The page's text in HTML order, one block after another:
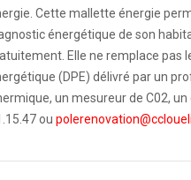
Cette mallette énergie
énergétique de son
Elle ne remplace pas
(DPE) délivré par un
un mesureur de C02,
ou